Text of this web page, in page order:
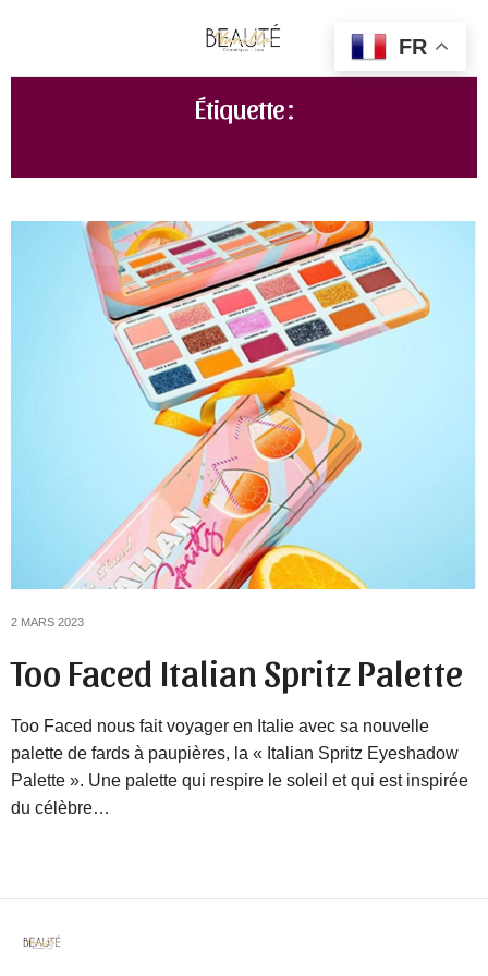
Étiquette :
2 MARS 2023
Too Faced Italian Spritz Palette
Too Faced nous fait voyager en Italie avec sa nouvelle
palette de fards à paupières, la « Italian Spritz Eyeshadow
Palette ». Une palette qui respire le soleil et qui est inspirée
du célèbre…
FR